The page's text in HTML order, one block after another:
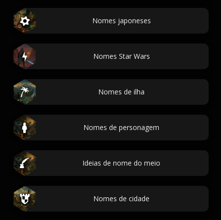
Nomes japoneses
Nomes Star Wars
Nomes de ilha
Nomes de personagem
Ideias de nome do meio
Nomes de cidade